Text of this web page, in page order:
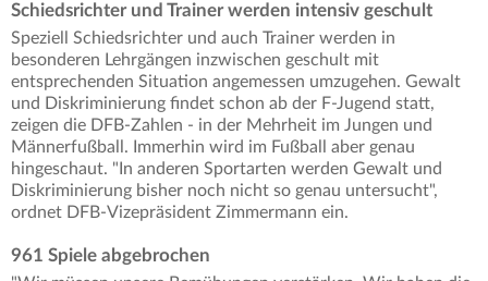
Schiedsrichter und Trainer werden intensiv geschult
Speziell Schiedsrichter und auch Trainer werden in
besonderen Lehrgängen inzwischen geschult mit
entsprechenden Situation angemessen umzugehen. Gewalt
und Diskriminierung findet schon ab der F-Jugend statt,
zeigen die DFB-Zahlen - in der Mehrheit im Jungen und
Männerfußball. Immerhin wird im Fußball aber genau
hingeschaut. "In anderen Sportarten werden Gewalt und
Diskriminierung bisher noch nicht so genau untersucht",
ordnet DFB-Vizepräsident Zimmermann ein.
961 Spiele abgebrochen